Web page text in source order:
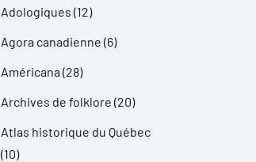
Adologiques (12)
Agora canadienne (6)
Américana (28)
Archives de folklore (20)
Atlas historique du Québec
(10)